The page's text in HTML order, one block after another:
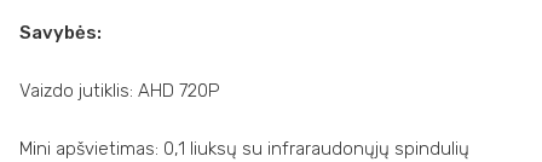
Savybės:
Vaizdo jutiklis: AHD 720P
Mini apšvietimas: 0,1 liuksų su infraraudonųjų spindulių